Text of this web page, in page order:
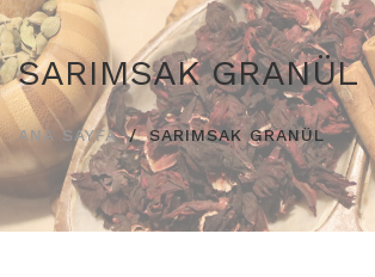
SARIMSAK GRANÜL
ANA SAYFA SARIMSAK GRANÜL